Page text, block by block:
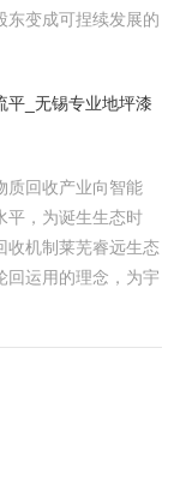
东变成可捏续发展的
平_无锡专业地坪漆
质回收产业向智能
平，为诞生生态时
收机制莱芜睿远生态
回运用的理念，为宇